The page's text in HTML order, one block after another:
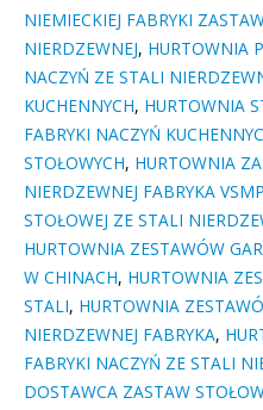
NIEMIECKIEJ FABRYKI
NIERDZEWNEJ, HURTOWNIA
NACZYŃ ZE STALI
KUCHENNYCH, HURTOWNIA
FABRYKI NACZYŃ
STOŁOWYCH, HURTOWNIA
NIERDZEWNEJ FABRYKA
STOŁOWEJ ZE STALI
HURTOWNIA ZESTAWÓW
W CHINACH, HURTOWNIA
STALI, HURTOWNIA
NIERDZEWNEJ FABRYKA,
FABRYKI NACZYŃ ZE STALI
DOSTAWCA ZASTAW